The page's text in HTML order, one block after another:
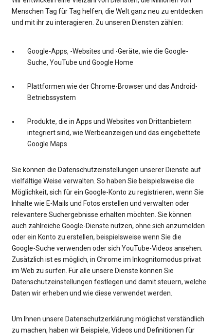
Menschen Tag für Tag helfen, die Welt ganz neu zu entdecken
und mit ihr zu interagieren. Zu unseren Diensten zählen:
Google-Apps, -Websites und -Geräte, wie die Google-
Suche, YouTube und Google Home
Plattformen wie der Chrome-Browser und das Android-
Betriebssystem
Produkte, die in Apps und Websites von Drittanbietern
integriert sind, wie Werbeanzeigen und das eingebettete
Google Maps
Sie können die Datenschutzeinstellungen unserer Dienste auf
vielfältige Weise verwalten. So haben Sie beispielsweise die
Möglichkeit, sich für ein Google-Konto zu registrieren, wenn Sie
Inhalte wie E-Mails und Fotos erstellen und verwalten oder
relevantere Suchergebnisse erhalten möchten. Sie können
auch zahlreiche Google-Dienste nutzen, ohne sich anzumelden
oder ein Konto zu erstellen, beispielsweise wenn Sie die
Google-Suche verwenden oder sich YouTube-Videos ansehen.
Zusätzlich ist es möglich, in Chrome im Inkognitomodus privat
im Web zu surfen. Für alle unsere Dienste können Sie
Datenschutzeinstellungen festlegen und damit steuern, welche
Daten wir erheben und wie diese verwendet werden.
Um Ihnen unsere Datenschutzerklärung möglichst verständlich
zu machen, haben wir Beispiele, Videos und Definitionen für